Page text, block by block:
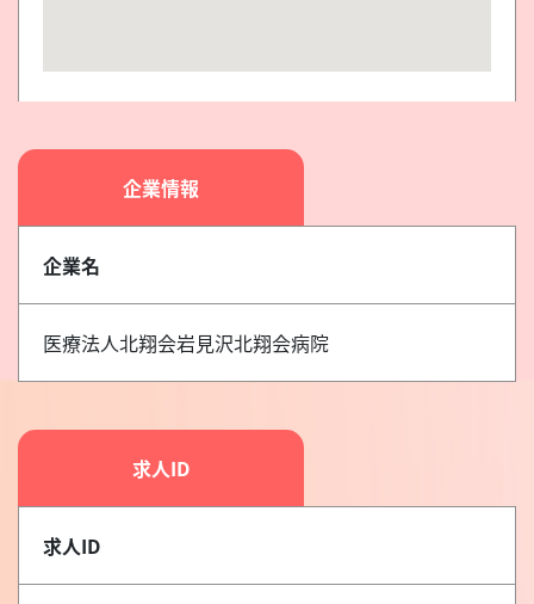
企業情報
企業名
医療法人北翔会岩見沢北翔会病院
求人ID
求人ID